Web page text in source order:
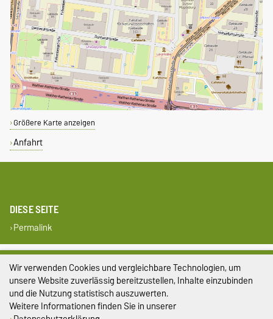
Größere Karte anzeigen
Anfahrt
DIESE SEITE
Permalink
Impressum
Datenschutz
Barrierefreiheit
Wir verwenden Cookies und vergleichbare Technologien, um
unsere Website zuverlässig bereitzustellen, Inhalte einzubinden
und die Nutzung statistisch auszuwerten.
Weitere Informationen finden Sie in unserer